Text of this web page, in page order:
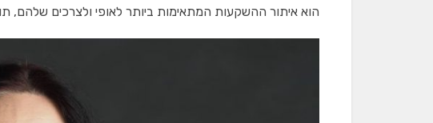
הוא איתור ההשקעות המתאימות ביותר לאופי ולצרכים שלהם,